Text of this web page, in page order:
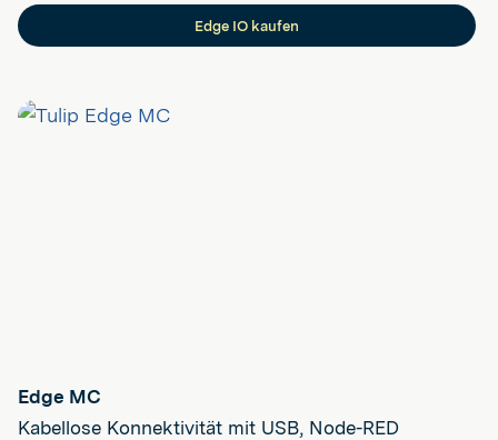
Edge IO kaufen
Edge MC
Kabellose Konnektivität mit USB, Node-RED